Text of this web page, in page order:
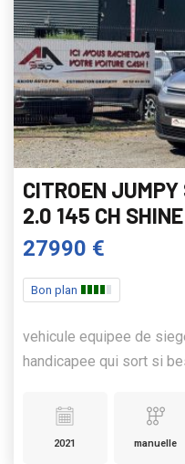
CITROEN
2.0 145 CH
27990 €
Bon plan
vehicule equipee de
handicapee qui sort si
2021 manuelle